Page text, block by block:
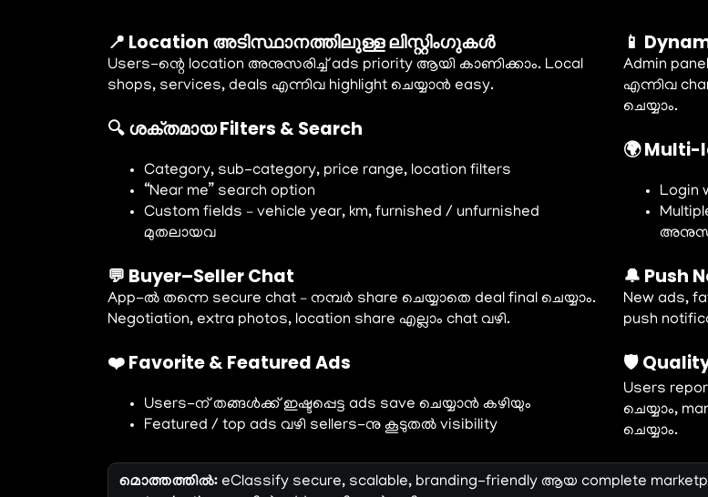
📍 Location അടിസ്ഥാനത്തിലുള്ള ലിസ്റ്റിംഗുകൾ
Users-ന്റെ location അനുസരിച്ച് ads priority ആയി കാണിക്കാം. Local
shops, services, deals എന്നിവ highlight ചെയ്യാൻ easy.
🔍 ശക്തമായ Filters & Search
Category, sub-category, price range, location filters
“Near me” search option
Custom fields – vehicle year, km, furnished / unfurnished
മുതലായവ
💬 Buyer–Seller Chat
App-ൽ തന്നെ secure chat – നമ്പർ share ചെയ്യാതെ deal final ചെയ്യാം.
Negotiation, extra photos, location share എല്ലാം chat വഴി.
❤️ Favorite & Featured Ads
Users-ന് തങ്ങൾക്ക് ഇഷ്ടപ്പെട്ട ads save ചെയ്യാൻ കഴിയും
Featured / top ads വഴി sellers-നു കൂടുതൽ visibility
📱
Admin
എന്നിവ
ചെയ്യാം.
🌍
Login
🔔 Push
New ads,
push
🛡
Users
ചെയ്യാം,
ചെയ്യാം.
മൊത്തത്തിൽ: eClassify secure, scalable, branding-friendly ആയ complete